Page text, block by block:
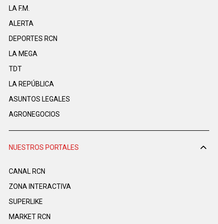
LA F.M.
ALERTA
DEPORTES RCN
LA MEGA
TDT
LA REPÚBLICA
ASUNTOS LEGALES
AGRONEGOCIOS
NUESTROS PORTALES
CANAL RCN
ZONA INTERACTIVA
SUPERLIKE
MARKET RCN